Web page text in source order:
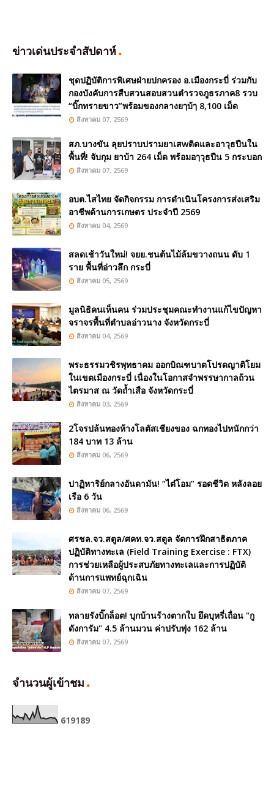
ข่าวเด่นประจำสัปดาห์
ชุดปฏิบัติการพิเศษฝ่ายปกครอง อ.เมืองกระบี่ ร่วมกับ
กองบังคับการสืบสวนสอบสวนตำรวจภูธรภาค8 รวบ
“บิ๊กทรายขาว”พร้อมของกลางยๅบ้ๅ 8,100 เม็ด
สิงหาคม 07, 2569
สภ.บางขัน ลุยปราบปรามยาเสwติดและอาวุธปืนใน
พื้นที่! จับกุม ยาบ้า 264 เม็ด พร้อมอๅวุธปืน 5 กระบอก
สิงหาคม 07, 2569
อบต.ไสไทย จัดกิจกรรม การดำเนินโครงการส่งเสริม
อาชีพด้านการเกษตร ประจำปี 2569
สิงหาคม 04, 2569
สลดเช้าวันใหม่! จยย.ชนต้นไม้ล้มขวางถนน ดับ 1
ราย พื้นที่อ่าวลึก กระบี่
สิงหาคม 05, 2569
มูลนิธิคนเห็นคน ร่วมประชุมคณะทำงานแก้ไขปัญหา
จราจรพื้นที่ตำบลอ่าวนาง จังหวัดกระบี่
สิงหาคม 04, 2569
พระธรรมวชิรพุทธาคม ออกบิณฑบาตโปรดญาติโยม
ในเขตเมืองกระบี่ เนื่องในโอกาสจำพรรษากาลถ้วน
ไตรมาส ณ วัดถ้ำเสือ จังหวัดกระบี่
สิงหาคม 03, 2569
2โจรปล้นทองห้างโลตัสเชียงของ ฉกทองไปหนักกว่า
184 บาท 13 ล้าน
สิงหาคม 06, 2569
ปาฏิหาริย์กลางอันดามัน! “ไต๋โอม” รอดชีวิต หลังลอย
เรือ 6 วัน
สิงหาคม 06, 2569
ศรชล.จว.สตูล/ศคท.จว.สตูล จัดการฝึกสาธิตภาค
ปฏิบัติทางทะเล (Field Training Exercise : FTX)
การช่วยเหลือผู้ประสบภัยทางทะเลและการปฏิบัติ
ด้านการแพทย์ฉุกเฉิน
สิงหาคม 07, 2569
ทลายรังบิ๊กล็อต! บุกบ้านร้างตากใบ ยึดบุหรี่เถื่อน "กู
ดังการัม" 4.5 ล้านมวน ค่าปรับพุ่ง 162 ล้าน
สิงหาคม 07, 2569
จำนวนผู้เข้าชม
619189